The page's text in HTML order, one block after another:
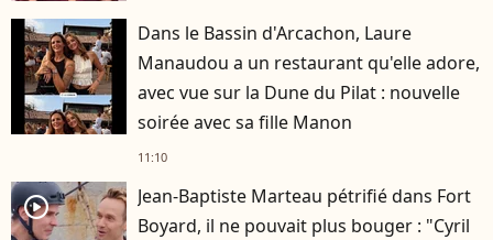
Dans le Bassin d'Arcachon, Laure
Manaudou a un restaurant qu'elle adore,
avec vue sur la Dune du Pilat : nouvelle
soirée avec sa fille Manon
11:10
player2
Jean-Baptiste Marteau pétrifié dans Fort
Boyard, il ne pouvait plus bouger : "Cyril